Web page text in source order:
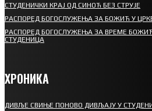
СТУДЕНИЧКИ КРАЈ ОД СИНОЋ БЕЗ СТРУЈЕ
РАСПОРЕД БОГОСЛУЖЕЊА ЗА БОЖИЋ У
РАСПОРЕД БОГОСЛУЖЕЊА ЗА ВРЕМЕ
СТУДЕНИЦА
ХРОНИКА
ДИВЉЕ СВИЊЕ ПОНОВО ДИВЉАЈУ У